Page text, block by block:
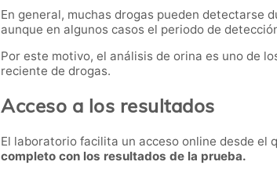
En general, muchas drogas pueden detectarse
aunque en algunos casos el periodo de
Por este motivo, el análisis de orina es uno de
reciente de drogas.
Acceso a los resultados
El laboratorio facilita un acceso online desde el
completo con los resultados de la prueba.